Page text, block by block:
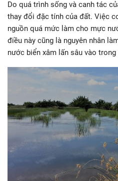
Do quá trình sống và canh tác
thay đổi đặc tính của đất. Việc
nguồn quá mức làm cho mực
điều này cũng là nguyên nhân
nước biển xâm lấn sâu vào